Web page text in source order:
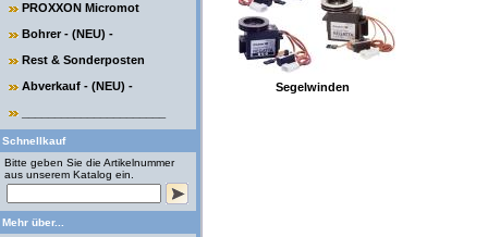
PROXXON Micromot
Bohrer - (NEU) -
Rest & Sonderposten
Abverkauf - (NEU) -
Schnellkauf
Bitte geben Sie die Artikelnummer
aus unserem Katalog ein.
Mehr über...
Segelwinden